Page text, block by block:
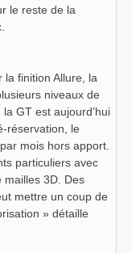
le reste de la
la finition Allure, la
niveaux de
GT est aujourd’hui
réservation, le
mois hors apport.
particuliers avec
mailles 3D. Des
mettre un coup de
» détaille